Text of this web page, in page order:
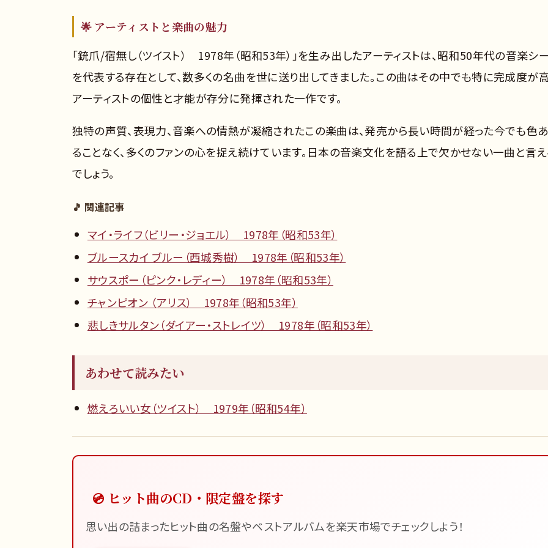
🌟 アーティストと楽曲の魅力
「銃爪/宿無し（ツイスト） 1978年（昭和53年）」を生み出したアーティストは、昭和50年代の音楽シ
を代表する存在として、数多くの名曲を世に送り出してきました。この曲はその中でも特に完成度が高
アーティストの個性と才能が存分に発揮された一作です。
独特の声質、表現力、音楽への情熱が凝縮されたこの楽曲は、発売から長い時間が経った今でも色
ることなく、多くのファンの心を捉え続けています。日本の音楽文化を語る上で欠かせない一曲と言え
でしょう。
🎵 関連記事
マイ・ライフ（ビリー・ジョエル） 1978年（昭和53年）
ブルースカイ ブルー（西城秀樹） 1978年（昭和53年）
サウスポー（ピンク・レディー） 1978年（昭和53年）
チャンピオン （アリス） 1978年（昭和53年）
悲しきサルタン（ダイアー・ストレイツ） 1978年（昭和53年）
あわせて読みたい
燃えろいい女（ツイスト） 1979年（昭和54年）
💿 ヒット曲のCD・限定盤を探す
思い出の詰まったヒット曲の名盤やベストアルバムを楽天市場でチェックしよう！